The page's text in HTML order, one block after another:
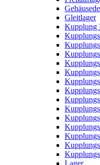
Gleitlager
Kupplung
Lager